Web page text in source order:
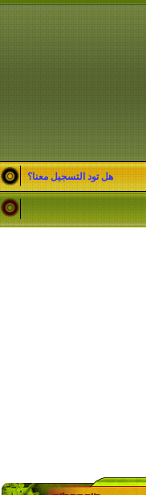
هل تود التسجيل معنا؟